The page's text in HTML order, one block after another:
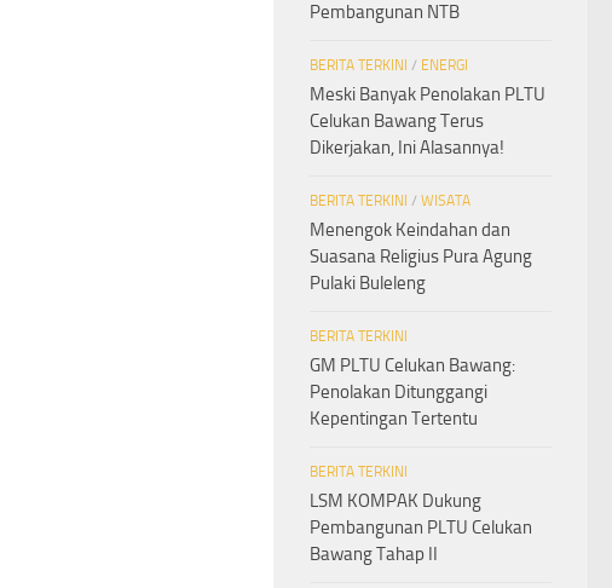
Pembangunan NTB
BERITA TERKINI / ENERGI
Meski Banyak Penolakan PLTU
Celukan Bawang Terus
Dikerjakan, Ini Alasannya!
BERITA TERKINI / WISATA
Menengok Keindahan dan
Suasana Religius Pura Agung
Pulaki Buleleng
BERITA TERKINI
GM PLTU Celukan Bawang:
Penolakan Ditunggangi
Kepentingan Tertentu
BERITA TERKINI
LSM KOMPAK Dukung
Pembangunan PLTU Celukan
Bawang Tahap II